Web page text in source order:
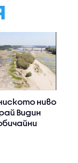
ниво
Видин